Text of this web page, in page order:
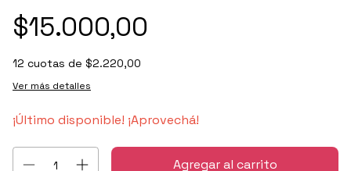
$15.000,00
12 cuotas de $2.220,00
Ver más detalles
¡Último disponible! ¡Aprovechá!